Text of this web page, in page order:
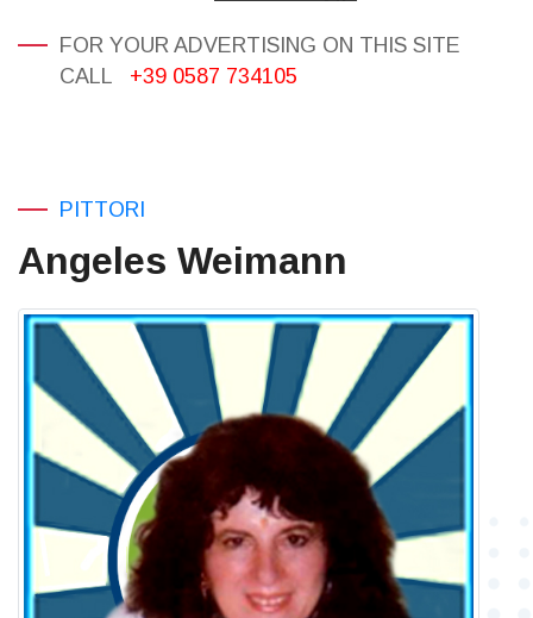
FOR YOUR ADVERTISING ON THIS SITE
CALL
+39 0587 734105
PITTORI
Angeles Weimann